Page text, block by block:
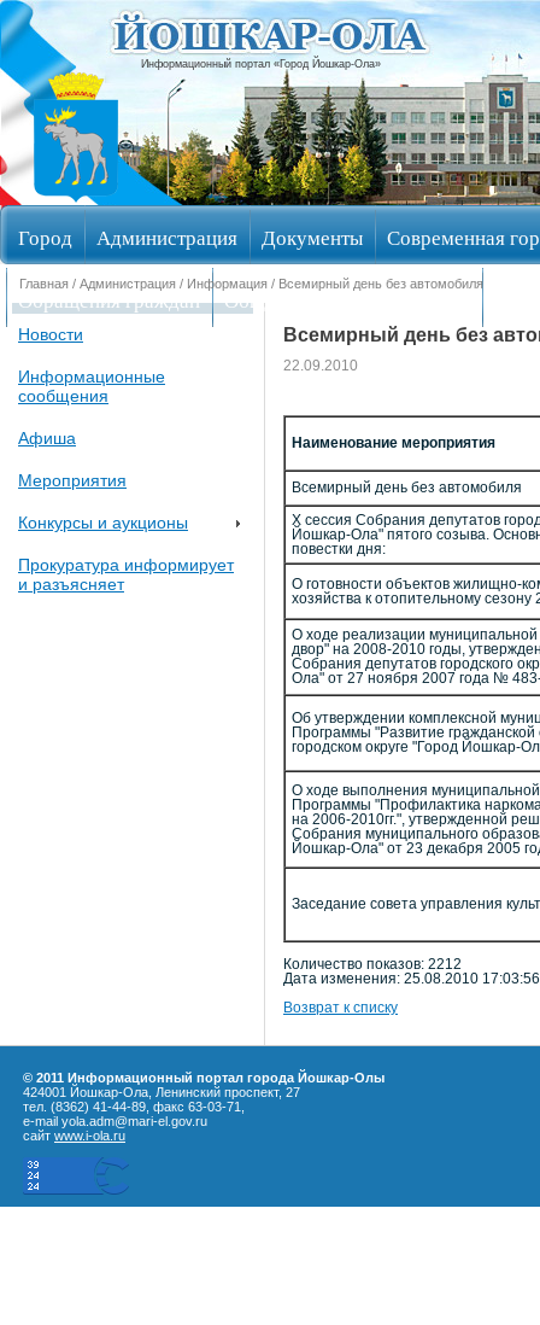
Информационный портал «Город Йошкар-Ола»
Город Администрация Документы Современная
Обращения граждан Общественные обсуждения
Главная / Администрация / Информация / Всемирный день без автомобиля
Новости
Информационные
сообщения
Афиша
Мероприятия
Конкурсы и аукционы
Прокуратура информирует
и разъясняет
Всемирный день без
22.09.2010
Наименование мероприятия
Всемирный день без автомобиля
Х сессия Собрания депутатов
Йошкар-Ола" пятого созыва.
повестки дня:
О готовности объектов жилищно-
хозяйства к отопительному сезону
О ходе реализации
двор" на 2008-2010 годы,
Собрания депутатов городского
Ола" от 27 ноября 2007 года №
Об утверждении комплексной
Программы "Развитие
городском округе "Город Йошкар-
О ходе выполнения муниципальной
Программы "Профилактика
на 2006-2010гг.", утвержденной
Собрания муниципального
Йошкар-Ола" от 23 декабря 2005
Заседание совета управления
Количество показов: 2212
Дата изменения: 25.08.2010 17:03:56
Возврат к списку
© 2011 Информационный портал города Йошкар-Олы
424001 Йошкар-Ола, Ленинский проспект, 27
тел. (8362) 41-44-89, факс 63-03-71,
e-mail yola.adm@mari-el.gov.ru
сайт www.i-ola.ru